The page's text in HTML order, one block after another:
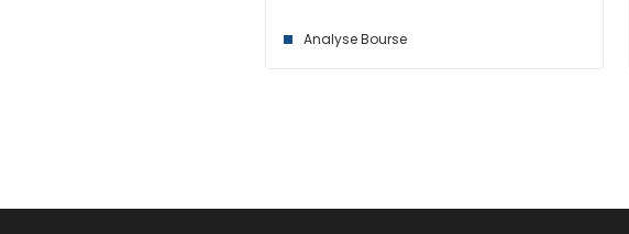
Analyse Bourse